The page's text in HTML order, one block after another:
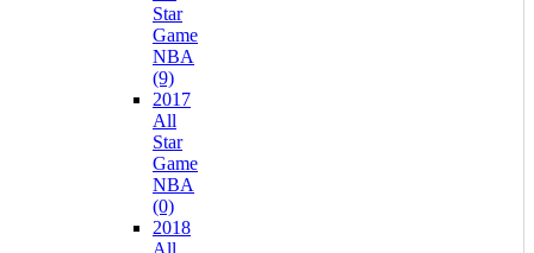
Star
Game
NBA
(9)
2017
All
Star
Game
NBA
(0)
2018
All